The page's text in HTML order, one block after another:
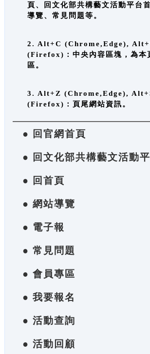
頁、回文化部共構藝文活動平台
導覽、常見問題等。
2. Alt+C (Chrome,Edge),
(Firefox)：中央內容區塊，為本
區。
3. Alt+Z (Chrome,Edge),
(Firefox)：頁尾網站資訊。
● 回官網首頁
● 回文化部共構藝文活動
● 回首頁
● 網站導覽
● 電子報
● 常見問題
● 會員專區
● 我要報名
● 活動查詢
● 活動回顧